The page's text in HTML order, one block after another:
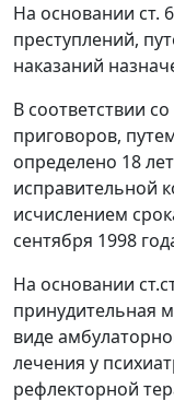
На основании ст.
преступлений,
наказаний
В соответствии со
приговоров,
определено 18
исправительной
исчислением
сентября 1998
На основании
принудительная
виде
лечения у
рефлекторной